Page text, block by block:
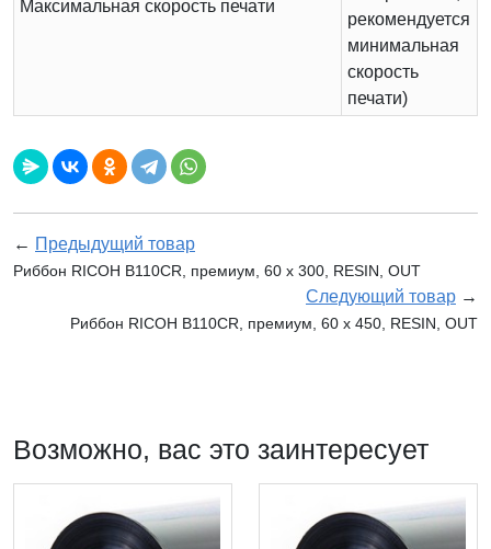
Максимальная скорость печати
рекомендуется
минимальная
скорость
печати)
← Предыдущий товар
Риббон RICOH B110CR, премиум, 60 х 300, RESIN, OUT
Следующий товар →
Риббон RICOH B110CR, премиум, 60 х 450, RESIN, OUT
Возможно, вас это заинтересует